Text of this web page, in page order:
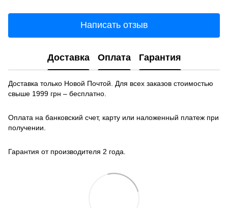
Написать отзыв
Доставка Оплата Гарантия
Доставка только Новой Почтой. Для всех заказов стоимостью
свыше 1999 грн – бесплатно.
Оплата на банковский счет, карту или наложенный платеж при
получении.
Гарантия от производителя 2 года.